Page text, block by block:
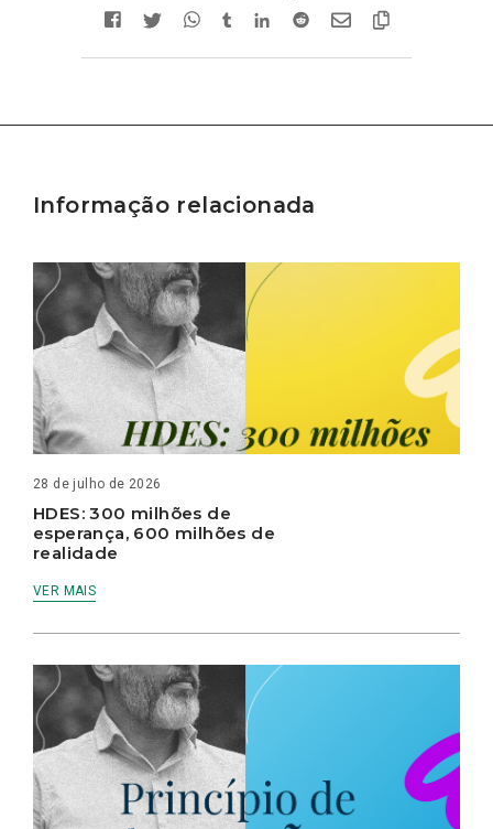
Informação relacionada
28 de julho de 2026
HDES: 300 milhões de
esperança, 600 milhões de
realidade
VER MAIS